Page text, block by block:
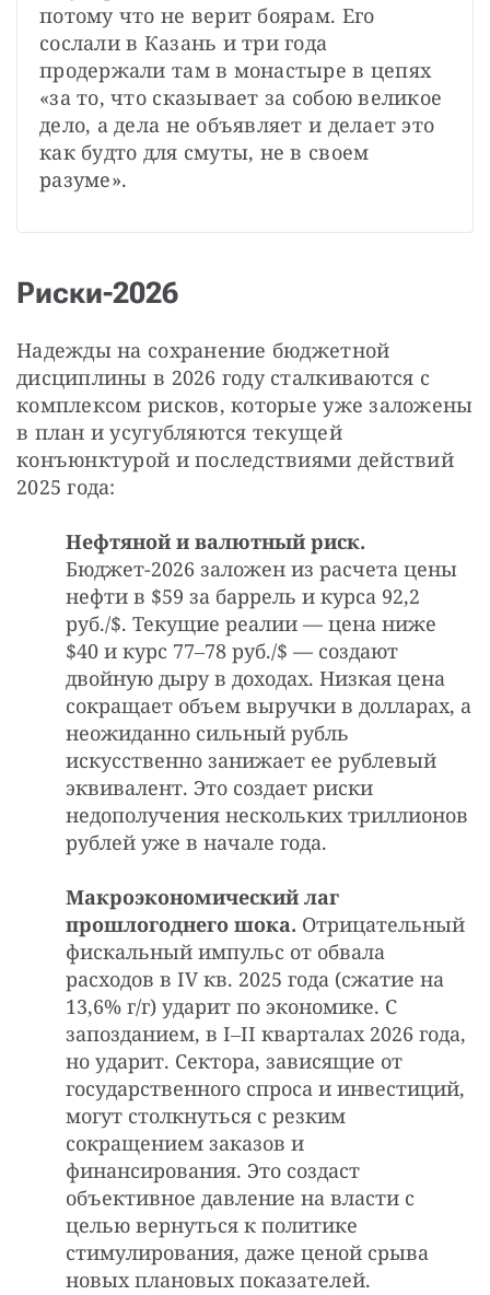
потому что не верит боярам. Его
сослали в Казань и три года
продержали там в монастыре в цепях
«за то, что сказывает за собою великое
дело, а дела не объявляет и делает это
как будто для смуты, не в своем
разуме».
Риски-2026
Надежды на сохранение бюджетной
дисциплины в 2026 году сталкиваются с
комплексом рисков, которые уже заложены
в план и усугубляются текущей
конъюнктурой и последствиями действий
2025 года:
Нефтяной и валютный риск.
Бюджет-2026 заложен из расчета цены
нефти в $59 за баррель и курса 92,2
руб./$. Текущие реалии — цена ниже
$40 и курс 77‒78 руб./$ — создают
двойную дыру в доходах. Низкая цена
сокращает объем выручки в долларах, а
неожиданно сильный рубль
искусственно занижает ее рублевый
эквивалент. Это создает риски
недополучения нескольких триллионов
рублей уже в начале года.
Макроэкономический лаг
прошлогоднего шока. Отрицательный
фискальный импульс от обвала
расходов в IV кв. 2025 года (сжатие на
13,6% г/г) ударит по экономике. С
запозданием, в I‒II кварталах 2026 года,
но ударит. Сектора, зависящие от
государственного спроса и инвестиций,
могут столкнуться с резким
сокращением заказов и
финансирования. Это создаст
объективное давление на власти с
целью вернуться к политике
стимулирования, даже ценой срыва
новых плановых показателей.